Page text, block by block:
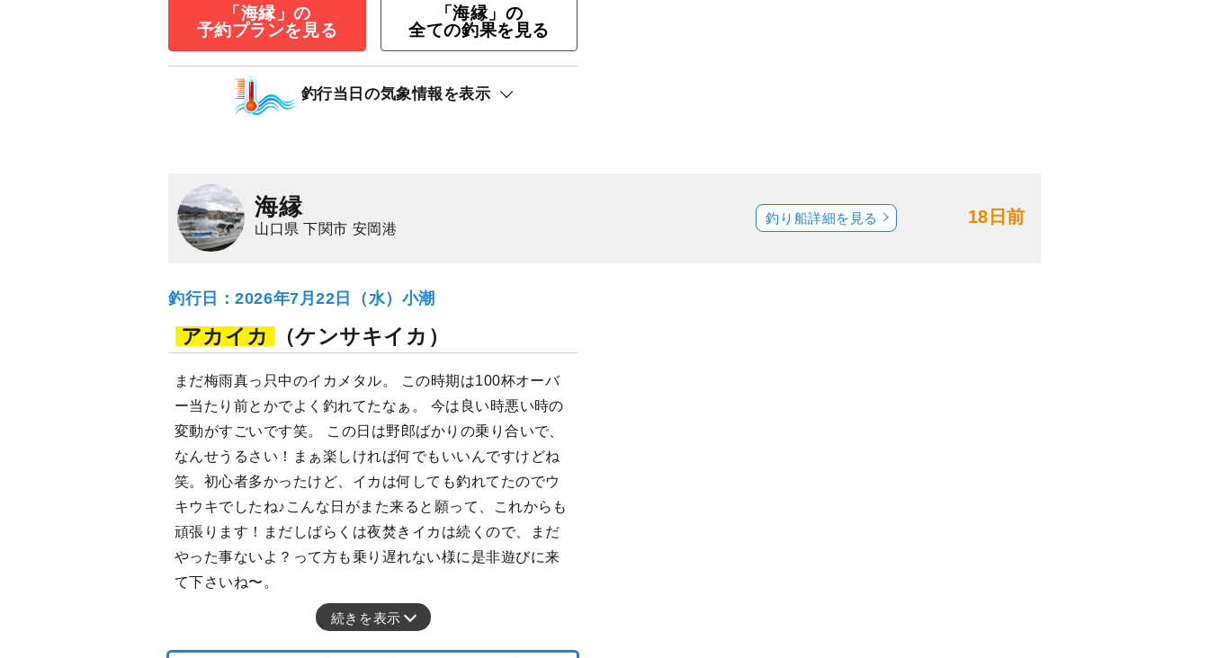
乗合
★価格にも注目★午前エギング・プラン
8,000円/人
1,500ポイント還元
アオリイカ
「海縁」の
予約プランを見る
「海縁」の
全ての釣果を見る
釣行当日の気象情報を表示
海縁
山口県 下関市 安岡港
18日前
釣り船詳細を見る
釣行日：2026年7月22日（水）小潮
アカイカ （ケンサキイカ）
まだ梅雨真っ只中のイカメタル。 この時期は100杯オーバ
ー当たり前とかでよく釣れてたなぁ。 今は良い時悪い時の
変動がすごいです笑。 この日は野郎ばかりの乗り合いで、
なんせうるさい！まぁ楽しければ何でもいいんですけどね
笑。初心者多かったけど、イカは何しても釣れてたのでウ
キウキでしたね♪こんな日がまた来ると願って、これからも
頑張ります！まだしばらくは夜焚きイカは続くので、まだ
やった事ないよ？って方も乗り遅れない様に是非遊びに来
て下さいね〜。
続きを表示